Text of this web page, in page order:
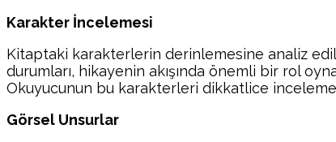
Karakter İncelemesi
Kitaptaki karakterlerin derinlemesine analiz
durumları, hikayenin akışında önemli bir rol
Okuyucunun bu karakterleri dikkatlice
Görsel Unsurlar